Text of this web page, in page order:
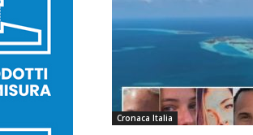
Cronaca Italia